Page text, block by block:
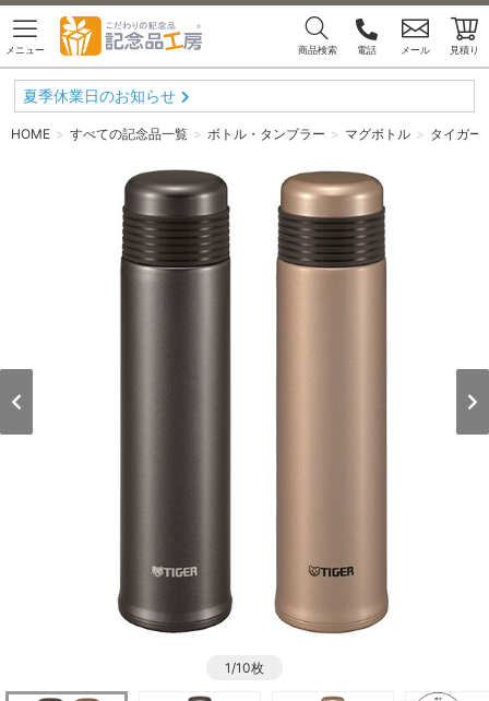
メニュー 商品検索 電話 メール 見積り
夏季休業日のお知らせ
HOME すべての記念品一覧 ボトル・タンブラー マグボトル タイガー
1/10枚